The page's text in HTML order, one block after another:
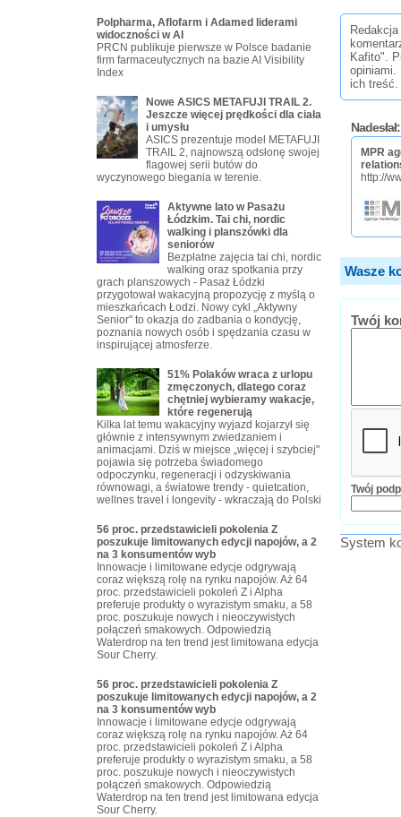
Kafito".
opiniami.
ich treść.
Nadesłał:
MPR
http://
Wasze
Twój
Twój
System
Polpharma, Aflofarm i Adamed liderami
widoczności w AI
PRCN publikuje pierwsze w Polsce badanie
firm farmaceutycznych na bazie AI Visibility
Index
Nowe ASICS METAFUJI TRAIL 2.
Jeszcze więcej prędkości dla ciała
i umysłu
ASICS prezentuje model METAFUJI
TRAIL 2, najnowszą odsłonę swojej
flagowej serii butów do
wyczynowego biegania w terenie.
Aktywne lato w Pasażu
Łódzkim. Tai chi, nordic
walking i planszówki dla
seniorów
Bezpłatne zajęcia tai chi, nordic
walking oraz spotkania przy
grach planszowych - Pasaż Łódzki
przygotował wakacyjną propozycję z myślą o
mieszkańcach Łodzi. Nowy cykl „Aktywny
Senior" to okazja do zadbania o kondycję,
poznania nowych osób i spędzania czasu w
inspirującej atmosferze.
51% Polaków wraca z urlopu
zmęczonych, dlatego coraz
chętniej wybieramy wakacje,
które regenerują
Kilka lat temu wakacyjny wyjazd kojarzył się
głównie z intensywnym zwiedzaniem i
animacjami. Dziś w miejsce „więcej i szybciej"
pojawia się potrzeba świadomego
odpoczynku, regeneracji i odzyskiwania
równowagi, a światowe trendy - quietcation,
wellnes travel i longevity - wkraczają do Polski
56 proc. przedstawicieli pokolenia Z
poszukuje limitowanych edycji napojów, a 2
na 3 konsumentów wyb
Innowacje i limitowane edycje odgrywają
coraz większą rolę na rynku napojów. Aż 64
proc. przedstawicieli pokoleń Z i Alpha
preferuje produkty o wyrazistym smaku, a 58
proc. poszukuje nowych i nieoczywistych
połączeń smakowych. Odpowiedzią
Waterdrop na ten trend jest limitowana edycja
Sour Cherry.
56 proc. przedstawicieli pokolenia Z
poszukuje limitowanych edycji napojów, a 2
na 3 konsumentów wyb
Innowacje i limitowane edycje odgrywają
coraz większą rolę na rynku napojów. Aż 64
proc. przedstawicieli pokoleń Z i Alpha
preferuje produkty o wyrazistym smaku, a 58
proc. poszukuje nowych i nieoczywistych
połączeń smakowych. Odpowiedzią
Waterdrop na ten trend jest limitowana edycja
Sour Cherry.